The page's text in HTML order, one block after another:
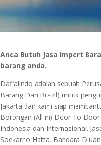
Anda Butuh Jasa Import
barang anda.
Daffalindo adalah sebuah
Barang Dari Brazil) untuk
Jakarta dan kami siap
Borongan (All in) Door To
Indonesia dan Internasional.
Soekarno Hatta, Bandara